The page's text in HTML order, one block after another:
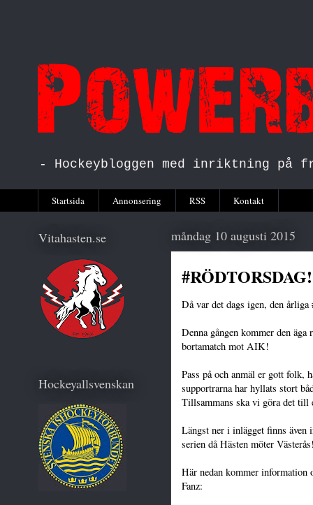
- Hockeybloggen med inriktning på
Startsida Annonsering RSS Kontakt
måndag 10 augusti 2015
#RÖDTORSDAG!
Då var det dags igen, den årliga
Denna gången kommer den
bortamatch mot AIK!
Pass på och anmäl er gott
supportrarna har hyllats stort
Tillsammans ska vi göra det till
Längst ner i inlägget finns även
serien då Hästen möter
Här nedan kommer information
Fanz:
Vitahasten.se
Hockeyallsvenskan